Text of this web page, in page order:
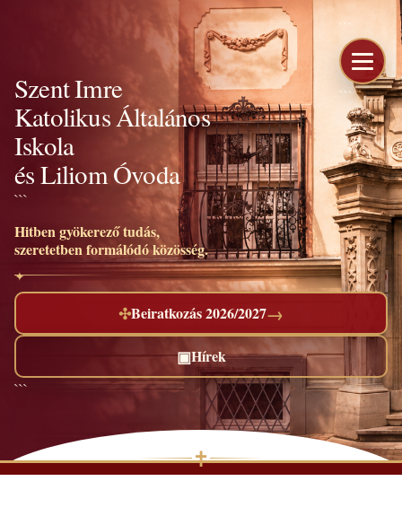
```
```
Szent Imre
Katolikus Általános
Iskola
és Liliom Óvoda
```
Hitben gyökerező tudás,
szeretetben formálódó közösség.
✣Beiratkozás 2026/2027→
▣Hírek
```
✝